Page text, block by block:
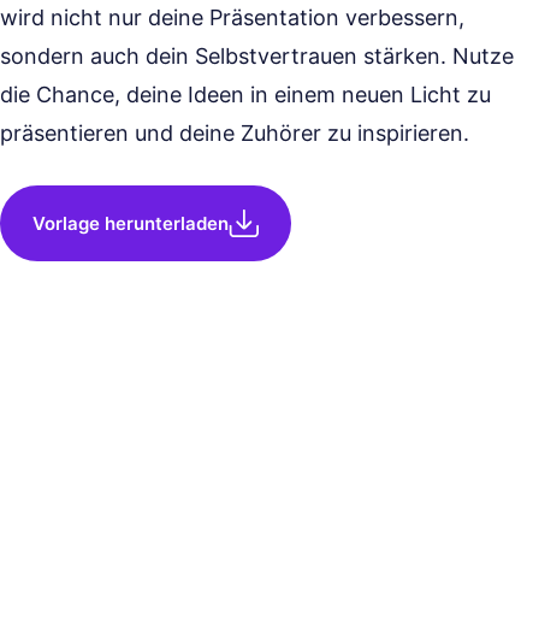
wird nicht nur deine Präsentation verbessern,
sondern auch dein Selbstvertrauen stärken. Nutze
die Chance, deine Ideen in einem neuen Licht zu
präsentieren und deine Zuhörer zu inspirieren.
Vorlage herunterladen